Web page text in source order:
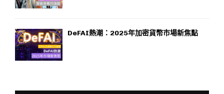
DeFAI熱潮：2025年加密貨幣市場新焦點